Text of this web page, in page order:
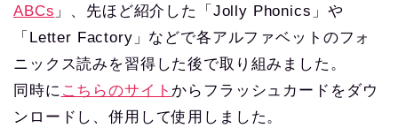
ABCs 」、先ほど紹介した「Jolly Phonics」や
「Letter Factory」などで各アルファベットのフォ
ニックス読みを習得した後で取り組みました。
同時に こちらのサイト からフラッシュカードをダウ
ンロードし、併用して使用しました。